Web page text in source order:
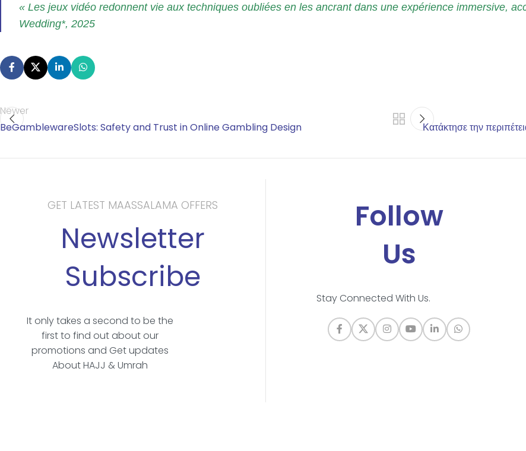
« Les jeux vidéo redonnent vie aux techniques oubliées en les ancrant dans une expérience immersive,
Wedding*, 2025
Newer
BeGamblewareSlots: Safety and Trust in Online Gambling Design
Κατάκτησε την
GET LATEST MAASSALAMA OFFERS
Newsletter
Subscribe
It only takes a second to be the
first to find out about our
promotions and Get updates
About HAJJ & Umrah
Follow
Us
Stay Connected With Us.